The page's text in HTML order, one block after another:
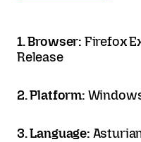
1. Browser: Firefox
Release
2. Platform:
3. Language: